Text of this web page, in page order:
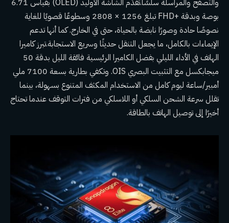
والتصفح والمراسلة سلسًا.تقدّم الشاشة الأوليد (OLED) بقياس 6.71
بوصة وبدقة +FHD تبلغ 1256 × 2808 وسطوعًا قصويًا للغاية
نصوصًا حادة وصورًا نابضة بالحياة، حتى في الخارج. كما أنها تدعم
الإيماءات بالكامل، ما يجعل التنقل حديثًا وسريع الاستجابة.تبرز كاميرا
الهاتف في الأداء الليلي بفضل الكاميرا الرئيسية فائقة الليل بدقة 50
ميجابكسل مع التثبيت البصري OIS. وتكفي بطارية بسعة 7100 ملي
أمبير/ساعة ليوم كامل من الاستخدام المكثف المتنوع بسهولة، بينما
تقلل سرعة الشحن السلكي أو اللاسلكي من فترات التوقف عندما تحتاج
أخيرًا إلى توصيل الهاتف بالطاقة.